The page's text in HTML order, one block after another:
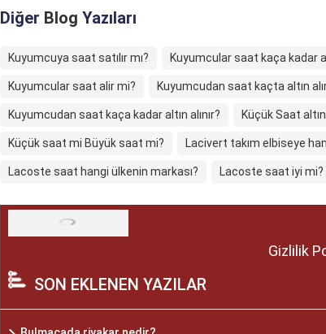
Diğer Blog Yazıları
Kuyumcuya saat satılır mı? Kuyumcular saat kaça kadar
Kuyumcular saat alir mi? Kuyumcudan saat kaçta altın
Kuyumcudan saat kaça kadar altın alınır? Küçük Saat
Küçük saat mi Büyük saat mi? Lacivert takım elbiseye
Lacoste saat hangi ülkenin markası? Lacoste saat iyi mi?
Gizlilik
SON EKLENEN YAZILAR